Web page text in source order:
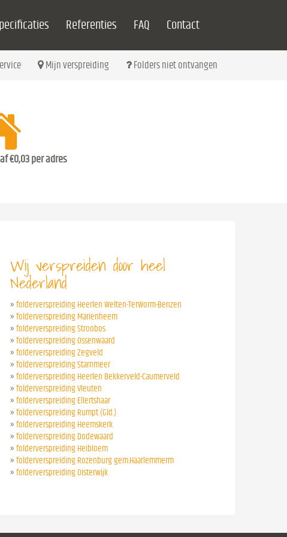
Referenties FAQ Contact
Mijn verspreiding Folders niet ontvangen
€0,03 per adres
Wij verspreiden door heel
Nederland
» folderverspreiding Heerlen Welten-TerWorm-Benzen
» folderverspreiding Marienheem
» folderverspreiding Stroobos
» folderverspreiding Ossenwaard
» folderverspreiding Zegveld
» folderverspreiding Starnmeer
» folderverspreiding Heerlen Bekkerveld-Caumerveld
» folderverspreiding Vleuten
» folderverspreiding Ellertshaar
» folderverspreiding Rumpt (Gld.)
» folderverspreiding Heemskerk
» folderverspreiding Dodewaard
» folderverspreiding Heibloem
» folderverspreiding Rozenburg gem.Haarlemmerm
» folderverspreiding Oisterwijk